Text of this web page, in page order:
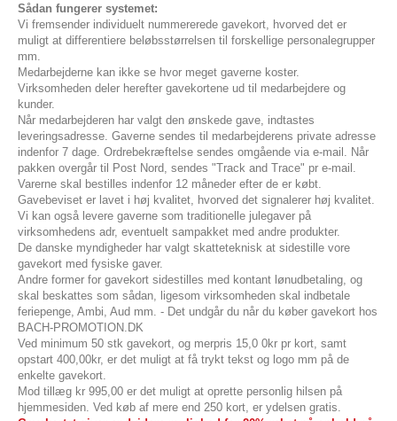
Sådan fungerer systemet:
Vi fremsender individuelt nummererede gavekort, hvorved det er
muligt at differentiere beløbsstørrelsen til forskellige personalegrupper
mm.
Medarbejderne kan ikke se hvor meget gaverne koster.
Virksomheden deler herefter gavekortene ud til medarbejdere og
kunder.
Når medarbejderen har valgt den ønskede gave, indtastes
leveringsadresse. Gaverne sendes til medarbejderens private adresse
indenfor 7 dage. Ordrebekræftelse sendes omgående via e-mail. Når
pakken overgår til Post Nord, sendes "Track and Trace" pr e-mail.
Varerne skal bestilles indenfor 12 måneder efter de er købt.
Gavebeviset er lavet i høj kvalitet, hvorved det signalerer høj kvalitet.
Vi kan også levere gaverne som traditionelle julegaver på
virksomhedens adr, eventuelt sampakket med andre produkter.
De danske myndigheder har valgt skatteteknisk at sidestille vore
gavekort med fysiske gaver.
Andre former for gavekort sidestilles med kontant lønudbetaling, og
skal beskattes som sådan, ligesom virksomheden skal indbetale
feriepenge, Ambi, Aud mm. - Det undgår du når du køber gavekort hos
BACH-PROMOTION.DK
Ved minimum 50 stk gavekort, og merpris 15,0 0kr pr kort, samt
opstart 400,00kr, er det muligt at få trykt tekst og logo mm på de
enkelte gavekort.
Mod tillæg kr 995,00 er det muligt at oprette personlig hilsen på
hjemmesiden. Ved køb af mere end 250 kort, er ydelsen gratis.